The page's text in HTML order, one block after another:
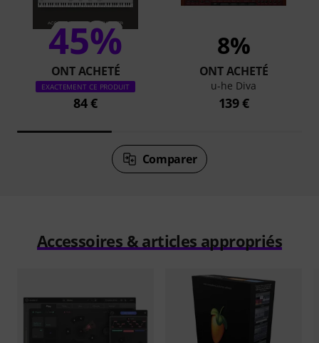
45%
ONT ACHETÉ
EXACTEMENT CE PRODUIT
84 €
8%
ONT ACHETÉ
u-he Diva
139 €
Comparer
Accessoires & articles appropriés